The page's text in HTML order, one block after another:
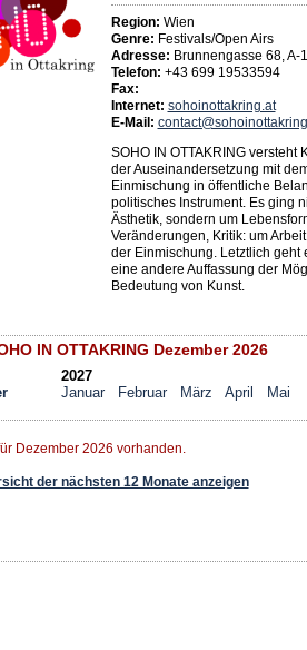
Region: Wien
Genre: Festivals/Open Airs
Adresse: Brunnengasse 68,A-
Telefon: +43 699 19533594
Fax:
Internet: sohoinottakring.at
E-Mail:
SOHO IN OTTAKRING versteht
der Auseinandersetzung mit
Einmischung in öffentliche
politisches Instrument. Es ging
Ästhetik, sondern um
Veränderungen, Kritik: um
der Einmischung. Letztlich geht
eine andere Auffassung der
Bedeutung von Kunst.
IN OTTAKRING Dezember 2026
2027
Januar
Februar März April Mai
Dezember 2026 vorhanden.
der nächsten 12 Monate anzeigen